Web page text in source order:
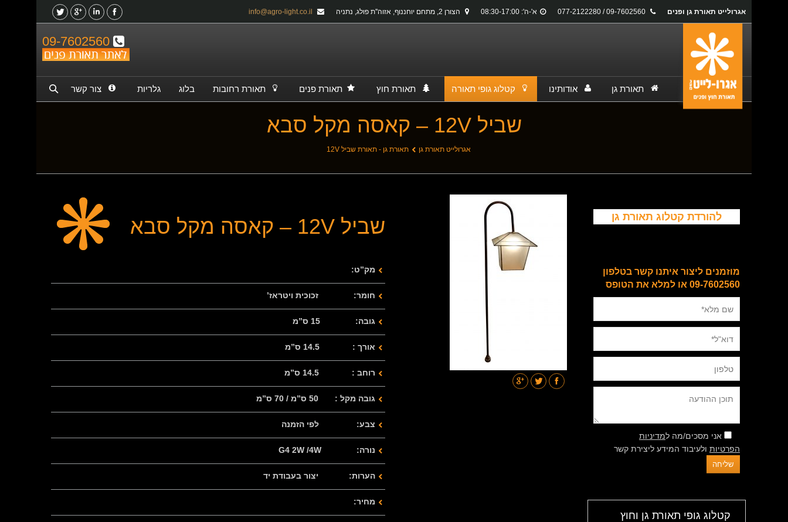
אגרולייט תאורת גן ופנים א'-ה': 08:30-17:00 הצורן 2, מתחם יוחננוף, אזוה''ת פולג, נתניה
תאורת גן אודותינו קטלוג גופי תאורה תאורת חוץ תאורת פנים תאורת רחובות בלוג גלריות צור קשר
שביל 12V – קאסה מקל סבא
אגרולייט תאורת גן תאורת גן - תאורת שביל 12V
שביל 12V – קאסה מקל סבא
מק”ט:
חומר: זכוכית ויטראז’
גובה: 15 ס”מ
אורך : 14.5 ס”מ
רוחב : 14.5 ס”מ
גובה מקל : 50 ס”מ / 70 ס”מ
צבע: לפי הזמנה
נורה: G4 2W /4W
הערות: יצור בעבודת יד
מחיר:
להורדת קטלוג תאורת גן
מוזמנים ליצור איתנו קשר בטלפון
09-7602560 או למלא את הטופס
אני מסכים/מה למדיניות
הפרטיות ולעיבוד המידע ליצירת קשר
קטלוג גופי תאורת גן וחוץ